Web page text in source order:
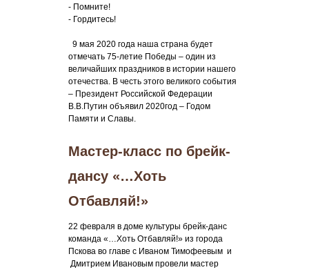
- Помните!
- Гордитесь!
9 мая 2020 года наша страна будет
отмечать 75-летие Победы – один из
величайших праздников в истории нашего
отечества. В честь этого великого события
– Президент Российской Федерации
В.В.Путин объявил 2020год – Годом
Памяти и Славы.
Мастер-класс по брейк-
дансу «…Хоть
Отбавляй!»
22 февраля в доме культуры брейк-данс
команда «…Хоть Отбавляй!» из города
Пскова во главе с Иваном Тимофеевым и
Дмитрием Ивановым провели мастер